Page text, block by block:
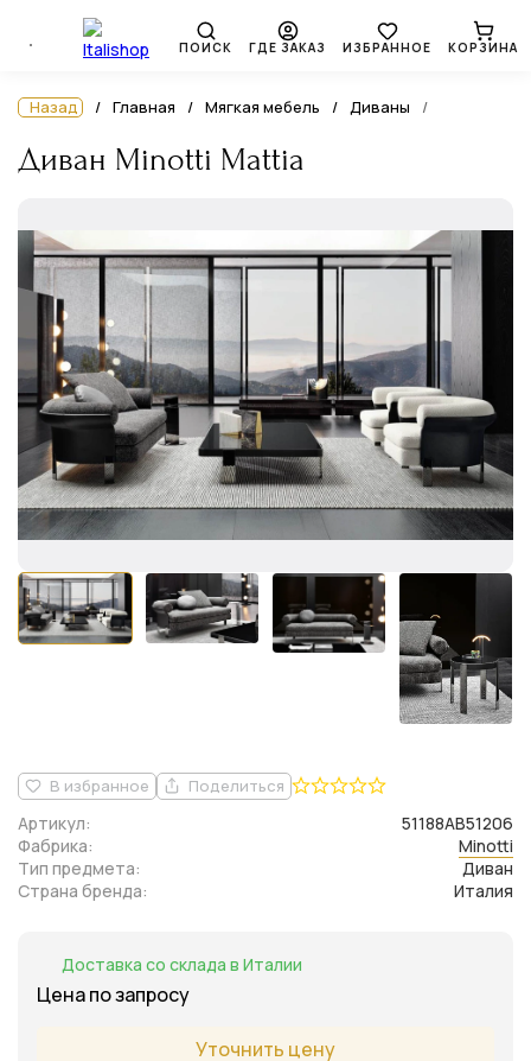
ПОИСК ГДЕ ЗАКАЗ ИЗБРАННОЕ КОРЗИНА
Назад Главная Мягкая мебель Диваны
Диван Minotti Mattia
В избранное Поделиться
Фабрика: Minotti
Артикул:
51188AB51206
Тип предмета:
Диван
Страна бренда:
Италия
Доставка со склада в Италии
Цена по запросу
Уточнить цену